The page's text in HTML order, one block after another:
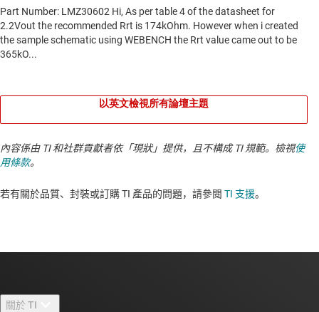
以英文檢視所有論壇主題
內容係由 TI 和社群貢獻者依「現狀」提供，且不構成 TI 規範。檢視使
用條款。
若有關於品質、封裝或訂購 TI 產品的問題，請參閱 TI 支援。​​​​​​​​​​​​​​
關於 TI